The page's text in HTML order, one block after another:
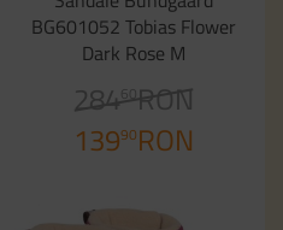
BG601052 Tobias Flower
Dark Rose M
284 60RON
13990RON